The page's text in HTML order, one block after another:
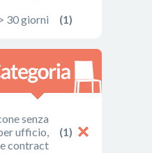
30 giorni (1)
senza
ufficio,
contract
(1)